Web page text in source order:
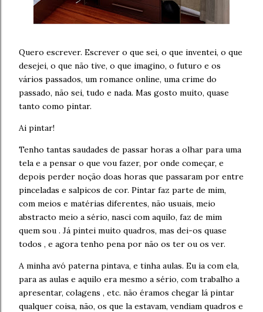
Quero escrever. Escrever o que sei, o que inventei, o que
desejei, o que não tive, o que imagino, o futuro e os
vários passados, um romance online, uma crime do
passado, não sei, tudo e nada. Mas gosto muito, quase
tanto como pintar.
Ai pintar!
Tenho tantas saudades de passar horas a olhar para uma
tela e a pensar o que vou fazer, por onde começar, e
depois perder noção doas horas que passaram por entre
pinceladas e salpicos de cor. Pintar faz parte de mim,
com meios e matérias diferentes, não usuais, meio
abstracto meio a sério, nasci com aquilo, faz de mim
quem sou . Já pintei muito quadros, mas dei-os quase
todos , e agora tenho pena por não os ter ou os ver.
A minha avó paterna pintava, e tinha aulas. Eu ia com ela,
para as aulas e aquilo era mesmo a sério, com trabalho a
apresentar, colagens , etc. não éramos chegar lá pintar
qualquer coisa, não, os que la estavam, vendiam quadros e